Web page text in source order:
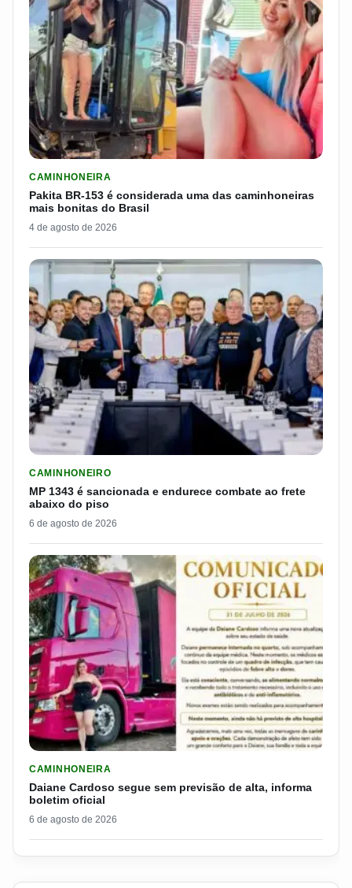
CAMINHONEIRA
Pakita BR-153 é considerada uma das caminhoneiras
mais bonitas do Brasil
4 de agosto de 2026
CAMINHONEIRO
MP 1343 é sancionada e endurece combate ao frete
abaixo do piso
6 de agosto de 2026
CAMINHONEIRA
Daiane Cardoso segue sem previsão de alta, informa
boletim oficial
6 de agosto de 2026